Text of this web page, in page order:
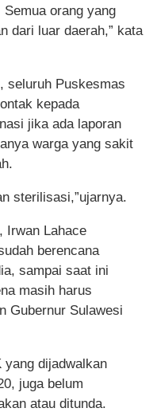
orang yang
dari luar daerah,” kata
seluruh Puskesmas
kepada
jika ada laporan
warga yang sakit
sterilisasi,”ujarnya.
Irwan Lahace
berencana
sampai saat ini
masih harus
Gubernur Sulawesi
yang dijadwalkan
juga belum
atau ditunda.